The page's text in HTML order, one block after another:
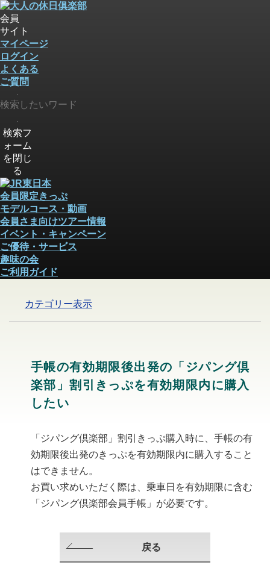
会員
サイト
マイページ
ログイン
よくある
ご質問
検索フ
ォーム
を閉じ
る
会員限定きっぷ
モデルコース・動画
会員さま向けツアー情報
イベント・キャンペーン
ご優待・サービス
趣味の会
ご利用ガイド
カテゴリー表示
手帳の有効期限後出発の「ジパング倶
楽部」割引きっぷを有効期限内に購入
したい
「ジパング倶楽部」割引きっぷ購入時に、手帳の有
効期限後出発のきっぷを有効期限内に購入すること
はできません。
お買い求めいただく際は、乗車日を有効期限に含む
「ジパング倶楽部会員手帳」が必要です。
戻る